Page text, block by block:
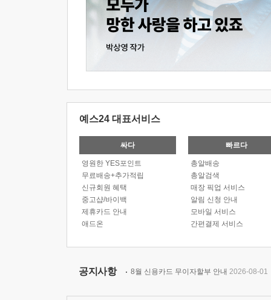
예스24 대표서비스
싸다
영원한 YES포인트
무료배송+추가적립
신규회원 혜택
중고샵/바이백
제휴카드 안내
애드온
빠르다
총알배송
총알검색
매장 픽업 서비스
알림 신청 안내
모바일 서비스
간편결제 서비스
공지사항 8월 신용카드 무이자할부 안내 2026-08-01